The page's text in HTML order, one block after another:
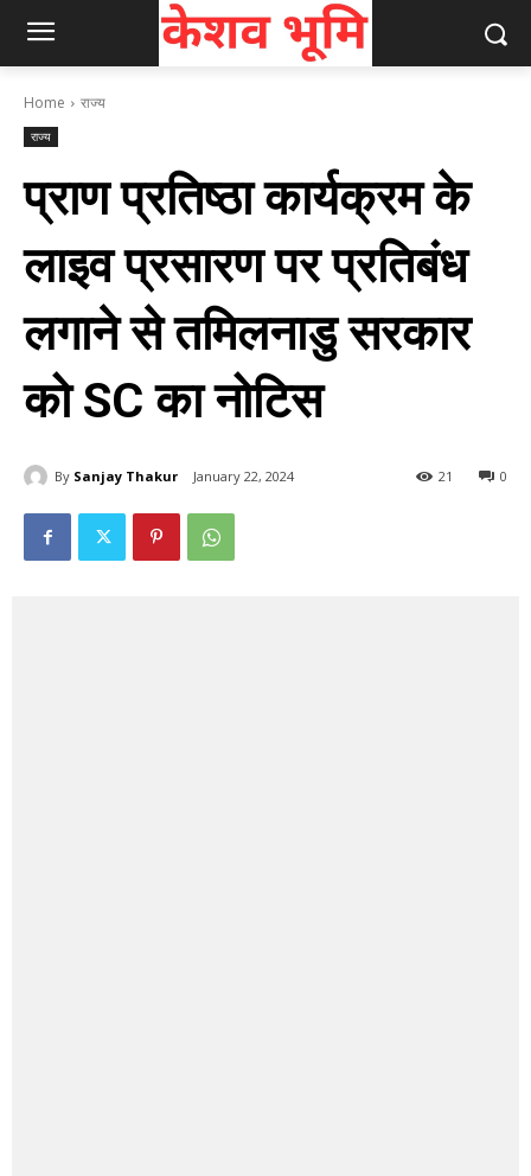
Home राज्य
राज्य
प्राण प्रतिष्ठा कार्यक्रम के
लाइव प्रसारण पर प्रतिबंध
लगाने से तमिलनाडु सरकार
को SC का नोटिस
By Sanjay Thakur January 22, 2024 0
21